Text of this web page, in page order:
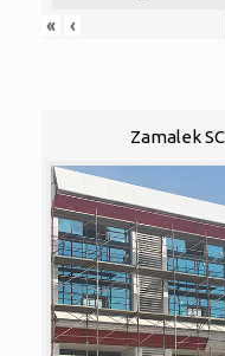
«
‹
Zamalek